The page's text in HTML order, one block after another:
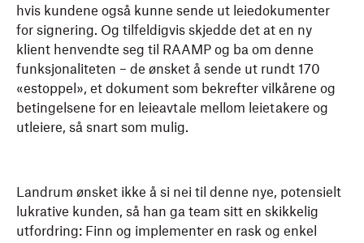
hvis kundene også kunne sende ut leiedokumenter
for signering. Og tilfeldigvis skjedde det at en ny
klient henvendte seg til RAAMP og ba om denne
funksjonaliteten – de ønsket å sende ut rundt 170
«estoppel», et dokument som bekrefter vilkårene og
betingelsene for en leieavtale mellom leietakere og
utleiere, så snart som mulig.
Landrum ønsket ikke å si nei til denne nye, potensielt
lukrative kunden, så han ga team sitt en skikkelig
utfordring: Finn og implementer en rask og enkel